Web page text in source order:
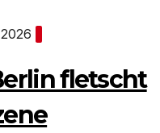
fletscht